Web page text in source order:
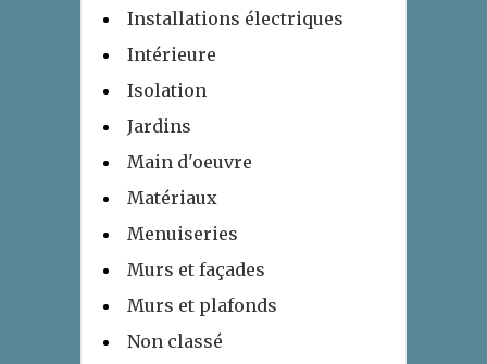
Installations électriques
Intérieure
Isolation
Jardins
Main d'oeuvre
Matériaux
Menuiseries
Murs et façades
Murs et plafonds
Non classé